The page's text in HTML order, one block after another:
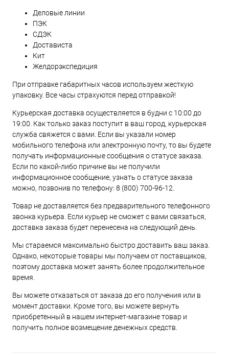
Деловые линии
ПЭК
СДЭК
Достависта
Кит
Желдорэкспедиция
При отправке габаритных часов используем жесткую
упаковку. Все часы страхуются перед отправкой!
Курьерская доставка осуществляется в будни с 10:00 до
19:00. Как только заказ поступит в ваш город, курьерская
служба свяжется с вами. Если вы указали номер
мобильного телефона или электронную почту, то вы будете
получать информационные сообщения о статусе заказа.
Если по какой-либо причине вы не получили
информационное сообщение, узнать о статусе заказа
можно, позвонив по телефону: 8 (800) 700-96-12.
Товар не доставляется без предварительного телефонного
звонка курьера. Если курьер не сможет с вами связаться,
доставка заказа будет перенесена на следующий день.
Мы стараемся максимально быстро доставить ваш заказ.
Однако, некоторые товары мы получаем от поставщиков,
поэтому доставка может занять более продолжительное
время.
Вы можете отказаться от заказа до его получения или в
момент доставки. Кроме того, вы можете вернуть
приобретенный в нашем интернет-магазине товар и
получить полное возмещение денежных средств.